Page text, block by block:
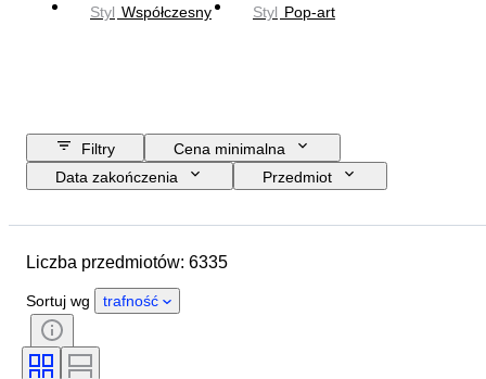
Styl Współczesny Styl Pop-art
Filtry
Cena minimalna
Data zakończenia
Przedmiot
Lokalizacja
Tematyka
Okres
Sprzedawane przez
Liczba przedmiotów: 6335
Sortuj wg trafność